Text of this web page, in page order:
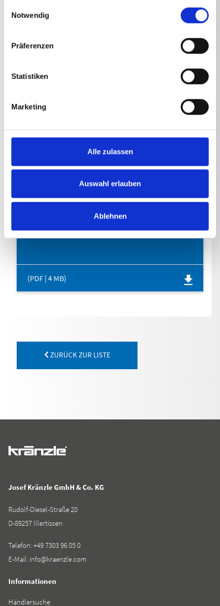
Notwendig
Präferenzen
Statistiken
Marketing
Alle zulassen
Auswahl erlauben
Ablehnen
TECHNISCHE ANGABEN
Schaumlanze
2l
BETRIEBSANLEITUNG
(PDF | 4 MB)
ZURÜCK ZUR LISTE
Josef Kränzle GmbH & Co. KG
Rudolf-Diesel-Straße 20
D-89257 Illertissen
Telefon:+49 7303 96 05 0
E-Mail: info@kraenzle.com
Informationen
Händlersuche